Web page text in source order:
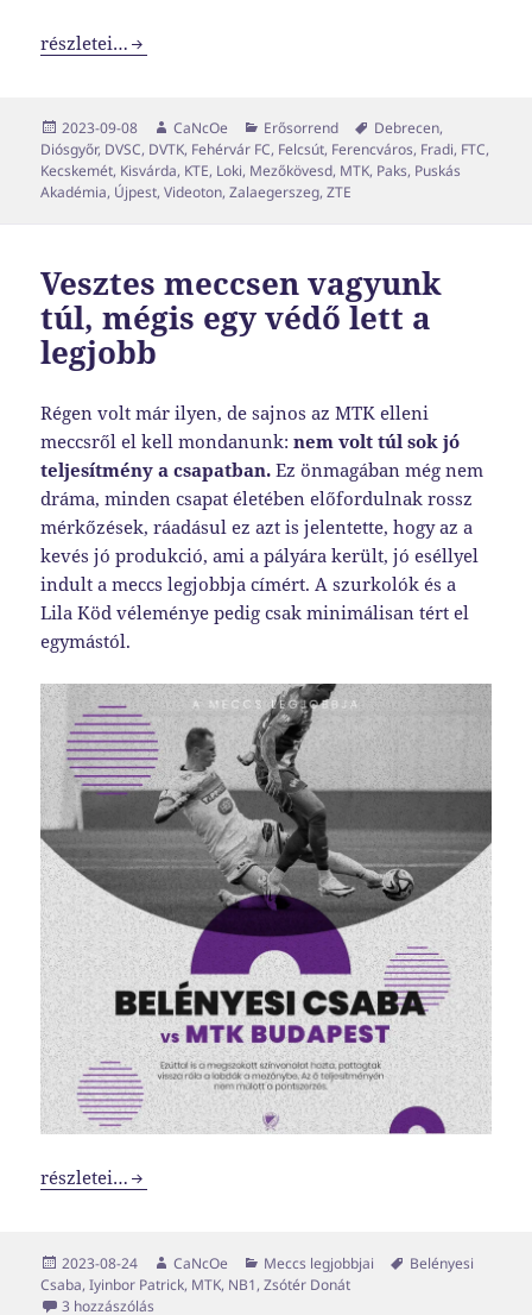
NB1-es erősorrend 2023-2024 #3
részletei…
Közzétéve
2023-09-08 Szerző
CaNcOe Kategória
Erősorrend Címke
Debrecen,
Diósgyőr, DVSC, DVTK, Fehérvár FC, Felcsút, Ferencváros, Fradi, FTC,
Kecskemét, Kisvárda, KTE, Loki, Mezőkövesd, MTK, Paks, Puskás
Akadémia, Újpest,Videoton,Zalaegerszeg,ZTE
Vesztes meccsen vagyunk
túl, mégis egy védő lett a
legjobb
Régen volt már ilyen, de sajnos az MTK elleni
meccsről el kell mondanunk:nem volt túl sok jó
teljesítmény a csapatban. Ez önmagában még nem
dráma, minden csapat életében előfordulnak rossz
mérkőzések, ráadásul ez azt is jelentette, hogy az a
kevés jó produkció, ami a pályára került, jó eséllyel
indult a meccs legjobbja címért. A szurkolók és a
Lila Köd véleménye pedig csak minimálisan tért el
egymástól.
Vesztes meccsen vagyunk túl, mégis egy védő lett a
részletei…
Közzétéve
2023-08-24 Szerző
CaNcOe Kategória
Meccs legjobbjai Címke
Belényesi
Csaba,Iyinbor Patrick, MTK, NB1,Zsótér Donát
3 hozzászólás